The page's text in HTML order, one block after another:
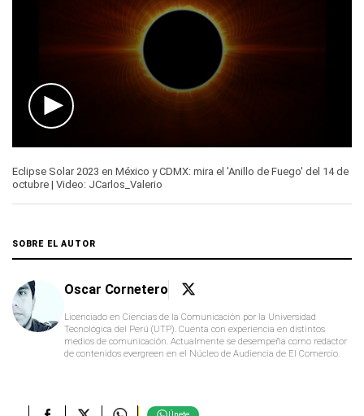
seconds
of
2
minutes,
Eclipse Solar 2023 en México y CDMX: mira el 'Anillo de Fuego' del 14 de
octubre | Video: JCarlos_Valerio
SOBRE EL AUTOR
Oscar Cornetero
Licenciado en Ciencias de la Comunicación por la Universidad
Tecnológica del Perú (UTP). Cuenta con experiencia en distintos
medios de comunicación. Actualmente se desempeña como redactor
de contenidos evergreen en el Núcleo de Audiencia de El Comercio.